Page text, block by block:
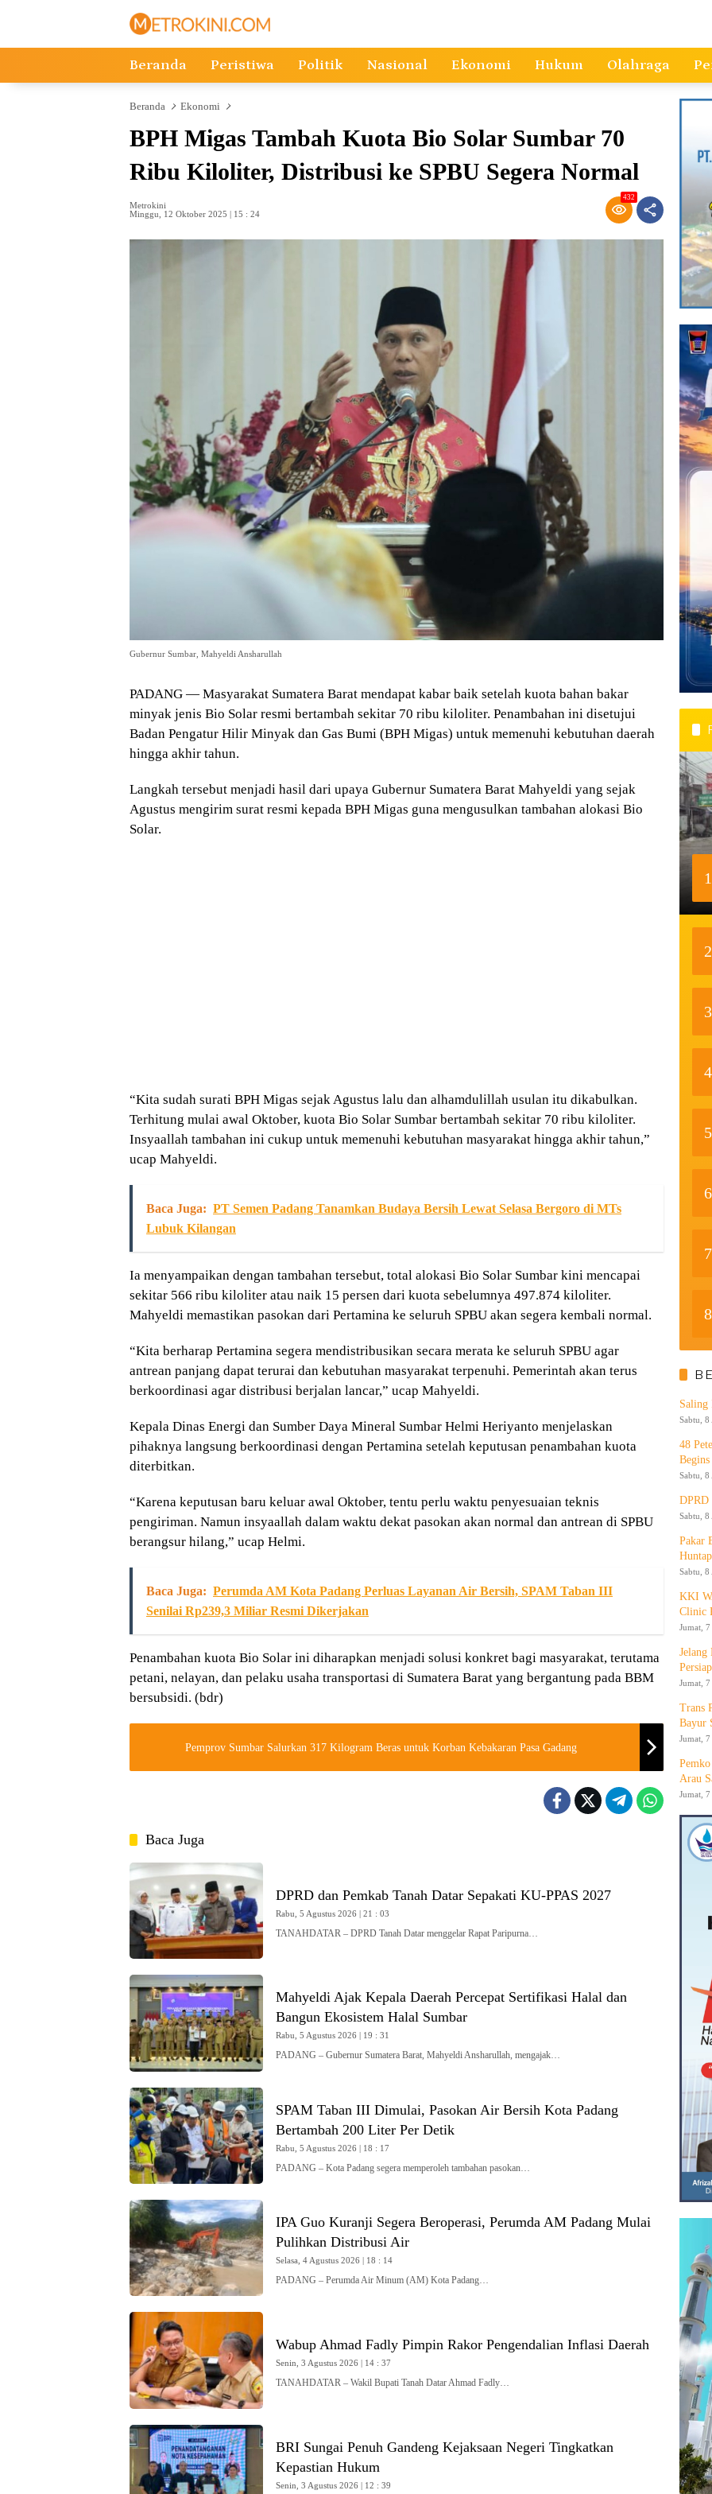
Beranda Peristiwa Politik Nasional Ekonomi Hukum Olahraga
Beranda Ekonomi
BPH Migas Tambah Kuota Bio Solar Sumbar 70
Ribu Kiloliter, Distribusi ke SPBU Segera Normal
Metrokini
Minggu, 12 Oktober 2025 | 15 : 24
432
Gubernur Sumbar, Mahyeldi Ansharullah
PADANG — Masyarakat Sumatera Barat mendapat kabar baik setelah kuota bahan bakar
minyak jenis Bio Solar resmi bertambah sekitar 70 ribu kiloliter. Penambahan ini disetujui
Badan Pengatur Hilir Minyak dan Gas Bumi (BPH Migas) untuk memenuhi kebutuhan daerah
hingga akhir tahun.
Langkah tersebut menjadi hasil dari upaya Gubernur Sumatera Barat Mahyeldi yang sejak
Agustus mengirim surat resmi kepada BPH Migas guna mengusulkan tambahan alokasi Bio
Solar.
“Kita sudah surati BPH Migas sejak Agustus lalu dan alhamdulillah usulan itu dikabulkan.
Terhitung mulai awal Oktober, kuota Bio Solar Sumbar bertambah sekitar 70 ribu kiloliter.
Insyaallah tambahan ini cukup untuk memenuhi kebutuhan masyarakat hingga akhir tahun,”
ucap Mahyeldi.
Baca Juga: PT Semen Padang Tanamkan Budaya Bersih Lewat Selasa Bergoro di MTs
Lubuk Kilangan
Ia menyampaikan dengan tambahan tersebut, total alokasi Bio Solar Sumbar kini mencapai
sekitar 566 ribu kiloliter atau naik 15 persen dari kuota sebelumnya 497.874 kiloliter.
Mahyeldi memastikan pasokan dari Pertamina ke seluruh SPBU akan segera kembali normal.
“Kita berharap Pertamina segera mendistribusikan secara merata ke seluruh SPBU agar
antrean panjang dapat terurai dan kebutuhan masyarakat terpenuhi. Pemerintah akan terus
berkoordinasi agar distribusi berjalan lancar,” ucap Mahyeldi.
Kepala Dinas Energi dan Sumber Daya Mineral Sumbar Helmi Heriyanto menjelaskan
pihaknya langsung berkoordinasi dengan Pertamina setelah keputusan penambahan kuota
diterbitkan.
“Karena keputusan baru keluar awal Oktober, tentu perlu waktu penyesuaian teknis
pengiriman. Namun insyaallah dalam waktu dekat pasokan akan normal dan antrean di SPBU
berangsur hilang,” ucap Helmi.
Baca Juga: Perumda AM Kota Padang Perluas Layanan Air Bersih, SPAM Taban III
Senilai Rp239,3 Miliar Resmi Dikerjakan
Penambahan kuota Bio Solar ini diharapkan menjadi solusi konkret bagi masyarakat, terutama
petani, nelayan, dan pelaku usaha transportasi di Sumatera Barat yang bergantung pada BBM
bersubsidi. (bdr)
Pemprov Sumbar Salurkan 317 Kilogram Beras untuk Korban Kebakaran Pasa Gadang
Baca Juga
DPRD dan Pemkab Tanah Datar Sepakati KU-PPAS 2027
Rabu, 5 Agustus 2026 | 21 : 03
TANAHDATAR – DPRD Tanah Datar menggelar Rapat Paripurna…
Mahyeldi Ajak Kepala Daerah Percepat Sertifikasi Halal dan
Bangun Ekosistem Halal Sumbar
Rabu, 5 Agustus 2026 | 19 : 31
PADANG – Gubernur Sumatera Barat, Mahyeldi Ansharullah, mengajak…
SPAM Taban III Dimulai, Pasokan Air Bersih Kota Padang
Bertambah 200 Liter Per Detik
Rabu, 5 Agustus 2026 | 18 : 17
PADANG – Kota Padang segera memperoleh tambahan pasokan…
IPA Guo Kuranji Segera Beroperasi, Perumda AM Padang Mulai
Pulihkan Distribusi Air
Selasa, 4 Agustus 2026 | 18 : 14
PADANG – Perumda Air Minum (AM) Kota Padang…
Wabup Ahmad Fadly Pimpin Rakor Pengendalian Inflasi Daerah
Senin, 3 Agustus 2026 | 14 : 37
TANAHDATAR – Wakil Bupati Tanah Datar Ahmad Fadly…
BRI Sungai Penuh Gandeng Kejaksaan Negeri Tingkatkan
Kepastian Hukum
Senin, 3 Agustus 2026 | 12 : 39
1
2
3
4
5
6
7
8
Saling
Sabtu, 8
48
Sabtu, 8
DPRD
Sabtu, 8
Pakar
Sabtu, 8
KKI
Clinic
Jumat,
Jelang
Jumat,
Trans
Bayur
Jumat,
Arau
Jumat,